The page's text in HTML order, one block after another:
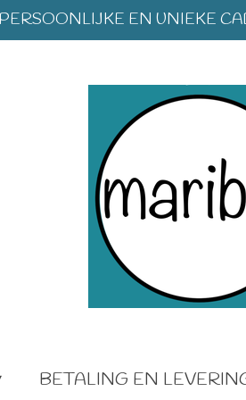
PERSOONLIJKE EN UNIEKE
BETALING EN